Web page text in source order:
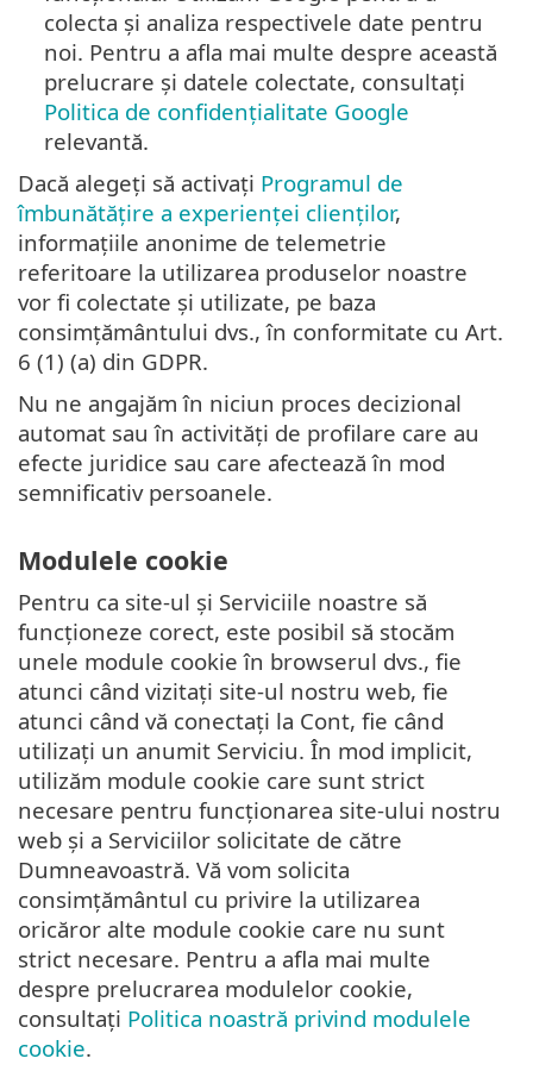
colecta și analiza respectivele date pentru
noi. Pentru a afla mai multe despre această
prelucrare și datele colectate, consultați
Politica de confidențialitate Google
relevantă.
Dacă alegeți să activați Programul de
îmbunătățire a experienței clienților,
informațiile anonime de telemetrie
referitoare la utilizarea produselor noastre
vor fi colectate și utilizate, pe baza
consimțământului dvs., în conformitate cu Art.
6 (1) (a) din GDPR.
Nu ne angajăm în niciun proces decizional
automat sau în activități de profilare care au
efecte juridice sau care afectează în mod
semnificativ persoanele.
Modulele cookie
Pentru ca site-ul și Serviciile noastre să
funcționeze corect, este posibil să stocăm
unele module cookie în browserul dvs., fie
atunci când vizitați site-ul nostru web, fie
atunci când vă conectați la Cont, fie când
utilizați un anumit Serviciu. În mod implicit,
utilizăm module cookie care sunt strict
necesare pentru funcționarea site-ului nostru
web și a Serviciilor solicitate de către
Dumneavoastră. Vă vom solicita
consimțământul cu privire la utilizarea
oricăror alte module cookie care nu sunt
strict necesare. Pentru a afla mai multe
despre prelucrarea modulelor cookie,
consultați Politica noastră privind modulele
cookie.